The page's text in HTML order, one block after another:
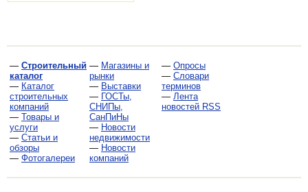
— Строительный
каталог
— Каталог
строительных
компаний
— Товары и
услуги
— Статьи и
обзоры
— Фотогалереи
— Магазины и
рынки
— Выставки
— ГОСТы,
СНИПы,
СанПиНы
— Новости
недвижимости
— Новости
компаний
— Опросы
— Словари
терминов
— Лента
новостей RSS